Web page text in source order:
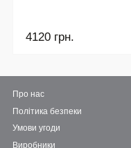
4120 грн.
Про нас
Політика безпеки
Умови угоди
Виробники